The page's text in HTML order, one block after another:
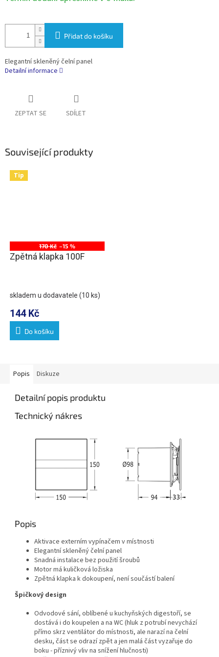
Přidat do košíku
Elegantní skleněný čelní panel
Detailní informace
ZEPTAT SE SDÍLET
Související produkty
Tip
170 Kč –15 %
Zpětná klapka 100F
skladem u dodavatele (10 ks)
144 Kč
Do košíku
Popis Diskuze
Detailní popis produktu
Technický nákres
Popis
Aktivace externím vypínačem v místnosti
Elegantní skleněný čelní panel
Snadná instalace bez použití šroubů
Motor má kuličková ložiska
Zpětná klapka k dokoupení, není součástí balení
Špičkový design
Odvodové sání, oblíbené u kuchyňských digestoří, se
dostává i do koupelen a na WC (hluk z potrubí nevychází
přímo skrz ventilátor do místnosti, ale narazí na čelní
desku, část se odrazí zpět a jen malá část vyzařuje do
boku - příznivý vliv na snížení hlučnosti)